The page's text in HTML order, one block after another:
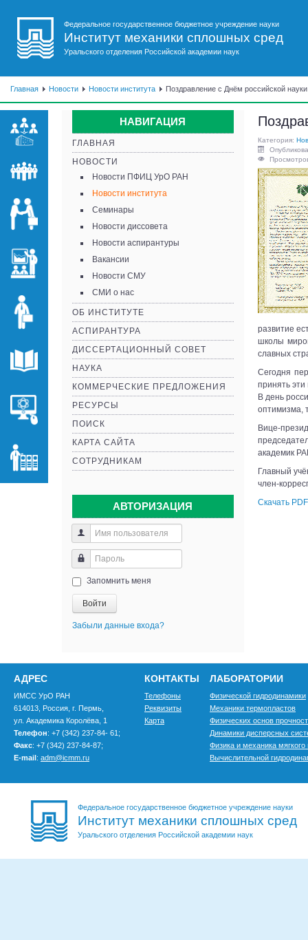
Федеральное государственное бюджетное учреждение науки
Институт механики сплошных сред
Уральского отделения Российской академии наук
Главная Новости Новости института Поздравление с Днём российской науки
НАВИГАЦИЯ
ГЛАВНАЯ
НОВОСТИ
Новости ПФИЦ УрО РАН
Новости института
Семинары
Новости диссовета
Новости аспирантуры
Вакансии
Новости СМУ
СМИ о нас
ОБ ИНСТИТУТЕ
АСПИРАНТУРА
ДИССЕРТАЦИОННЫЙ СОВЕТ
НАУКА
КОММЕРЧЕСКИЕ ПРЕДЛОЖЕНИЯ
РЕСУРСЫ
ПОИСК
КАРТА САЙТА
СОТРУДНИКАМ
АВТОРИЗАЦИЯ
Запомнить меня
Войти
Забыли данные входа?
Категория:
развитие
школы
славных
Сегодня
принять
В день
оптимизма,
Вице-
академик
Главный
член-
Скачать PDF
АДРЕС
ИМСС УрО РАН
614013, Россия, г. Пермь,
ул. Академика Королёва, 1
Телефон: +7 (342) 237-84- 61;
Факс: +7 (342) 237-84-87;
E-mail: adm@icmm.ru
КОНТАКТЫ
Телефоны
Реквизиты
Карта
ЛАБОРАТОРИИ
Физической гидродинамики
Механики термопластов
Физических основ
Динамики дисперсных
Физика и механика
Вычислительной
Федеральное государственное бюджетное учреждение науки
Институт механики сплошных сред
Уральского отделения Российской академии наук